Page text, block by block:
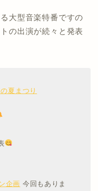
大型音楽特番ですの
の出演が続々と発表
夏まつり
企画 今回もありま